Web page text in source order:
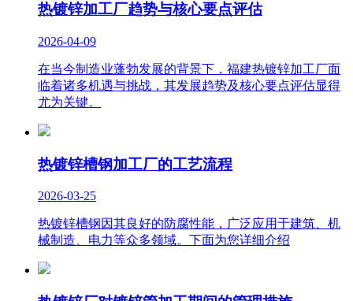
热镀锌加工厂趋势与核心要点评估
2026-04-09
在当今制造业蓬勃发展的背景下，福建热镀锌加工厂面
临着诸多机遇与挑战，其发展趋势及核心要点评估显得
尤为关键。
热镀锌槽钢加工厂的工艺流程
2026-03-25
热镀锌槽钢因其良好的防腐性能，广泛应用于建筑、机
械制造、电力等众多领域。下面为您详细介绍